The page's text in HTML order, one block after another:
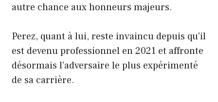
autre chance aux honneurs majeurs.
Perez, quant à lui, reste invaincu depuis qu'il
est devenu professionnel en 2021 et affronte
désormais l'adversaire le plus expérimenté
de sa carrière.